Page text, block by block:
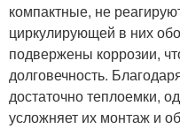
компактные, не
циркулирующей в них
подвержены коррозии,
долговечность.
достаточно теплоемки,
усложняет их монтаж и